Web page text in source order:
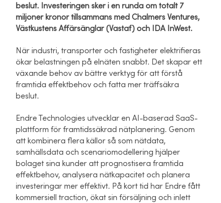
beslut. Investeringen sker i en runda om totalt 7
miljoner kronor tillsammans med Chalmers Ventures,
Västkustens Affärsänglar (Vastaf) och IDA InWest.
När industri, transporter och fastigheter elektrifieras
ökar belastningen på elnäten snabbt. Det skapar ett
växande behov av bättre verktyg för att förstå
framtida effektbehov och fatta mer träffsäkra
beslut.
Endre Technologies utvecklar en AI-baserad SaaS-
plattform för framtidssäkrad nätplanering. Genom
att kombinera flera källor så som nätdata,
samhällsdata och scenariomodellering hjälper
bolaget sina kunder att prognostisera framtida
effektbehov, analysera nätkapacitet och planera
investeringar mer effektivt. På kort tid har Endre fått
kommersiell traction, ökat sin försäljning och inlett